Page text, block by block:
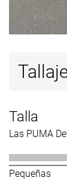
Talla
Las PUMA
Pequeñas